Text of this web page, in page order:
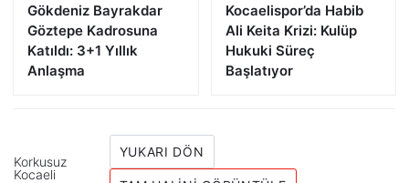
Gökdeniz Bayrakdar
Göztepe Kadrosuna
Katıldı: 3+1 Yıllık
Anlaşma
Kocaelispor’da Habib
Ali Keita Krizi: Kulüp
Hukuki Süreç
Başlatıyor
Korkusuz
Kocaeli
YUKARI DÖN